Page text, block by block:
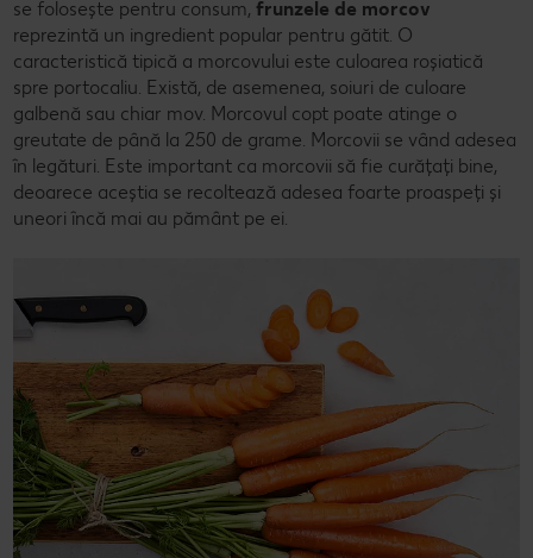
se folosește pentru consum, frunzele de morcov
reprezintă un ingredient popular pentru gătit. O
caracteristică tipică a morcovului este culoarea roșiatică
spre portocaliu. Există, de asemenea, soiuri de culoare
galbenă sau chiar mov. Morcovul copt poate atinge o
greutate de până la 250 de grame. Morcovii se vând adesea
în legături. Este important ca morcovii să fie curățați bine,
deoarece aceștia se recoltează adesea foarte proaspeți și
uneori încă mai au pământ pe ei.